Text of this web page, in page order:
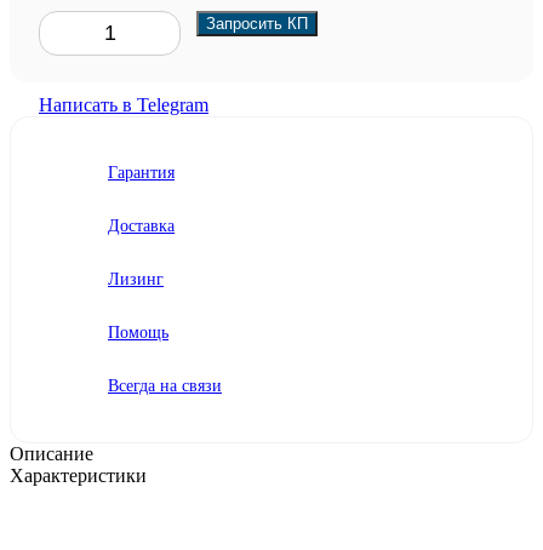
Запросить КП
Написать в Telegram
Гарантия
Доставка
Лизинг
Помощь
Всегда на связи
Описание
Характеристики